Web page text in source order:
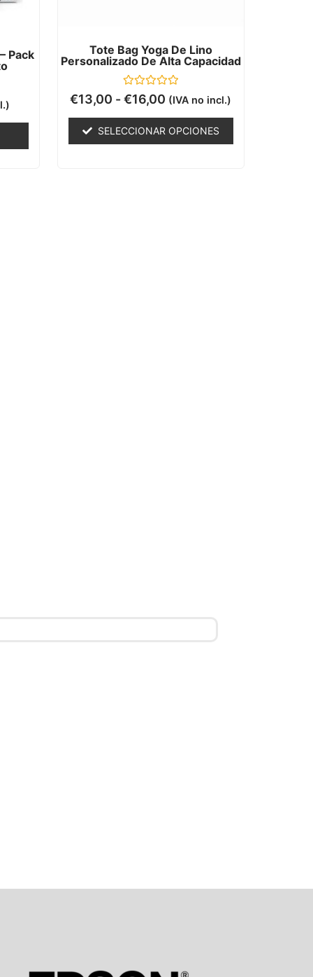
Pack
Tote Bag Yoga De Lino
Personalizado De Alta Capacidad
Valorado
con
5
€13,00 -€16,00 (IVA no incl.)
SELECCIONAR OPCIONES